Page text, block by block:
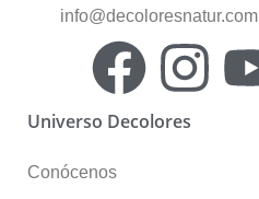
info@decoloresnatur.com
Universo Decolores
Conócenos